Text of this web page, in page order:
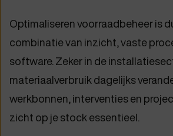
Optimaliseren voorraadbeheer is
combinatie van inzicht, vaste
software. Zeker in de
materiaalverbruik dagelijks
werkbonnen, interventies en
zicht op je stock essentieel.